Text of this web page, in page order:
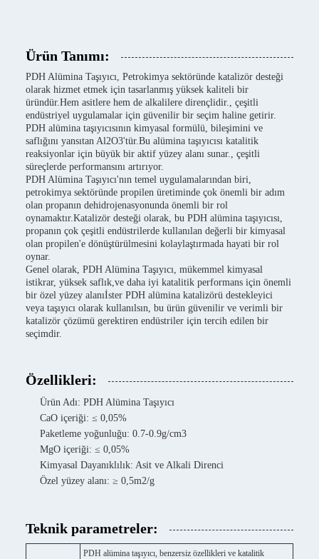
Ürün Tanımı:
PDH Alümina Taşıyıcı, Petrokimya sektöründe katalizör desteği
olarak hizmet etmek için tasarlanmış yüksek kaliteli bir
üründür.Hem asitlere hem de alkalilere dirençlidir., çeşitli
endüstriyel uygulamalar için güvenilir bir seçim haline getirir.
PDH alümina taşıyıcısının kimyasal formülü, bileşimini ve
saflığını yansıtan Al2O3'tür.Bu alümina taşıyıcısı katalitik
reaksiyonlar için büyük bir aktif yüzey alanı sunar., çeşitli
süreçlerde performansını artırıyor.
PDH Alümina Taşıyıcı'nın temel uygulamalarından biri,
petrokimya sektöründe propilen üretiminde çok önemli bir adım
olan propanın dehidrojenasyonunda önemli bir rol
oynamaktır.Katalizör desteği olarak, bu PDH alümina taşıyıcısı,
propanın çok çeşitli endüstrilerde kullanılan değerli bir kimyasal
olan propilen'e dönüştürülmesini kolaylaştırmada hayati bir rol
oynar.
Genel olarak, PDH Alümina Taşıyıcı, mükemmel kimyasal
istikrar, yüksek saflık,ve daha iyi katalitik performans için önemli
bir özel yüzey alanıİster PDH alümina katalizörü destekleyici
veya taşıyıcı olarak kullanılsın, bu ürün güvenilir ve verimli bir
katalizör çözümü gerektiren endüstriler için tercih edilen bir
seçimdir.
Özellikleri:
Ürün Adı: PDH Alümina Taşıyıcı
CaO içeriği: ≤ 0,05%
Paketleme yoğunluğu: 0.7-0.9g/cm3
MgO içeriği: ≤ 0,05%
Kimyasal Dayanıklılık: Asit ve Alkali Direnci
Özel yüzey alanı: ≥ 0,5m2/g
Teknik parametreler:
PDH alümina taşıyıcı, benzersiz özellikleri ve katalitik